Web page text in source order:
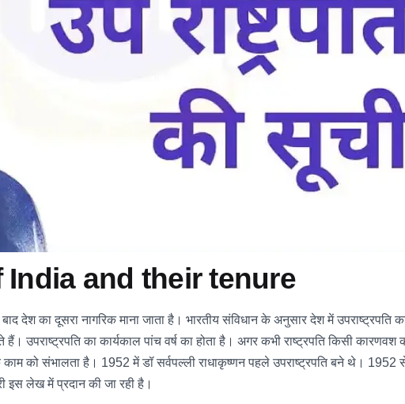
and their tenure
देश का दूसरा नागरिक माना जाता है। भारतीय संविधान के अनुसार देश में उपराष्ट्रपति
उपराष्ट्रपति का कार्यकाल पांच वर्ष का होता है। अगर कभी राष्ट्रपति किसी कारणवश
काम को संभालता है। 1952 में डॉ सर्वपल्ली राधाकृष्णन पहले उपराष्ट्रपति बने थे।
इस लेख में प्रदान की जा रही है।